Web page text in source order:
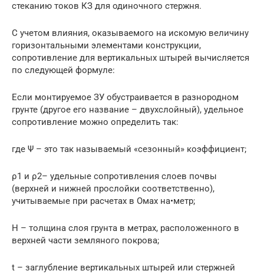
стеканию токов КЗ для одиночного стержня.
С учетом влияния, оказываемого на искомую величину
горизонтальными элементами конструкции,
сопротивление для вертикальных штырей вычисляется
по следующей формуле:
Если монтируемое ЗУ обустраивается в разнородном
грунте (другое его название – двухслойный), удельное
сопротивление можно определить так:
где Ψ – это так называемый «сезонный» коэффициент;
ρ1 и ρ2– удельные сопротивления слоев почвы
(верхней и нижней прослойки соответственно),
учитываемые при расчетах в Омах на•метр;
Н – толщина слоя грунта в метрах, расположенного в
верхней части земляного покрова;
t – заглубление вертикальных штырей или стержней